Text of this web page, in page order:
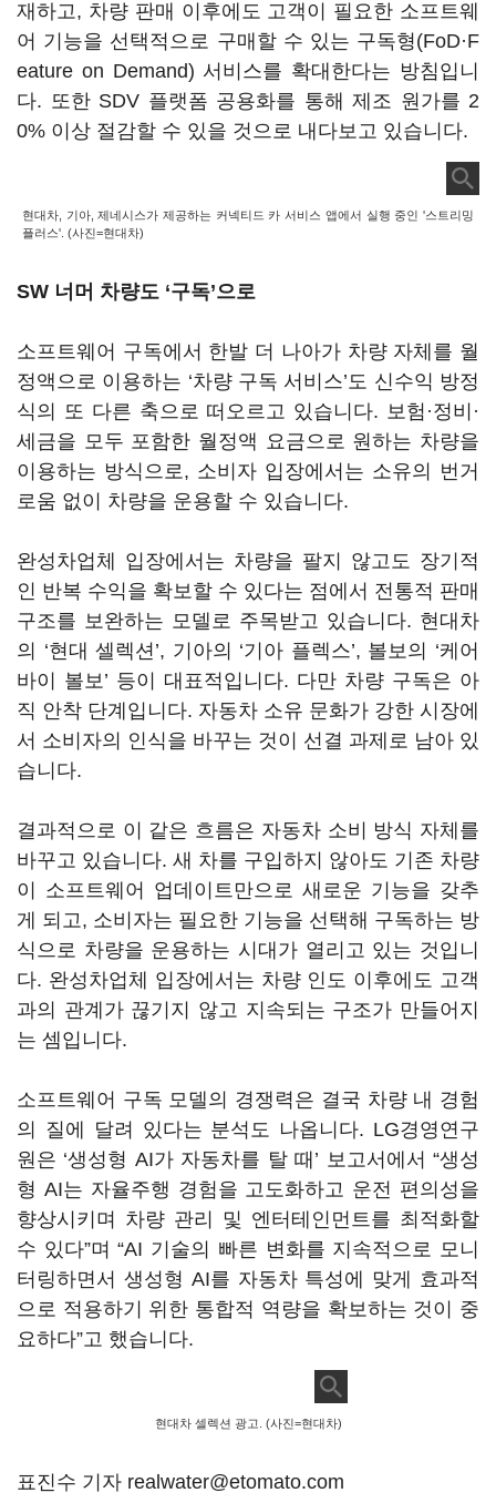
재하고, 차량 판매 이후에도 고객이 필요한 소프트웨
어 기능을 선택적으로 구매할 수 있는 구독형(FoD·F
eature on Demand) 서비스를 확대한다는 방침입니
다. 또한 SDV 플랫폼 공용화를 통해 제조 원가를 2
0% 이상 절감할 수 있을 것으로 내다보고 있습니다.
현대차, 기아, 제네시스가 제공하는 커넥티드 카 서비스 앱에서 실행 중인 '스트리밍
플러스'. (사진=현대차)
SW 너머 차량도 ‘구독’으로
소프트웨어 구독에서 한발 더 나아가 차량 자체를 월
정액으로 이용하는 ‘차량 구독 서비스’도 신수익 방정
식의 또 다른 축으로 떠오르고 있습니다. 보험·정비·
세금을 모두 포함한 월정액 요금으로 원하는 차량을
이용하는 방식으로, 소비자 입장에서는 소유의 번거
로움 없이 차량을 운용할 수 있습니다.
완성차업체 입장에서는 차량을 팔지 않고도 장기적
인 반복 수익을 확보할 수 있다는 점에서 전통적 판매
구조를 보완하는 모델로 주목받고 있습니다. 현대차
의 ‘현대 셀렉션’, 기아의 ‘기아 플렉스’, 볼보의 ‘케어
바이 볼보’ 등이 대표적입니다. 다만 차량 구독은 아
직 안착 단계입니다. 자동차 소유 문화가 강한 시장에
서 소비자의 인식을 바꾸는 것이 선결 과제로 남아 있
습니다.
결과적으로 이 같은 흐름은 자동차 소비 방식 자체를
바꾸고 있습니다. 새 차를 구입하지 않아도 기존 차량
이 소프트웨어 업데이트만으로 새로운 기능을 갖추
게 되고, 소비자는 필요한 기능을 선택해 구독하는 방
식으로 차량을 운용하는 시대가 열리고 있는 것입니
다. 완성차업체 입장에서는 차량 인도 이후에도 고객
과의 관계가 끊기지 않고 지속되는 구조가 만들어지
는 셈입니다.
소프트웨어 구독 모델의 경쟁력은 결국 차량 내 경험
의 질에 달려 있다는 분석도 나옵니다. LG경영연구
원은 ‘생성형 AI가 자동차를 탈 때’ 보고서에서 “생성
형 AI는 자율주행 경험을 고도화하고 운전 편의성을
향상시키며 차량 관리 및 엔터테인먼트를 최적화할
수 있다”며 “AI 기술의 빠른 변화를 지속적으로 모니
터링하면서 생성형 AI를 자동차 특성에 맞게 효과적
으로 적용하기 위한 통합적 역량을 확보하는 것이 중
요하다”고 했습니다.
현대차 셀렉션 광고. (사진=현대차)
표진수 기자 realwater@etomato.com